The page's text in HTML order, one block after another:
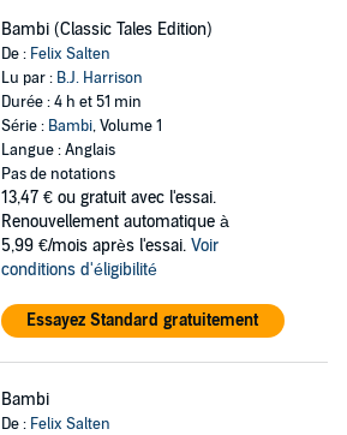
Bambi (Classic Tales Edition)
De : Felix Salten
Lu par : B.J. Harrison
Durée : 4 h et 51 min
Série : Bambi, Volume 1
Langue : Anglais
Pas de notations
13,47 € ou gratuit avec l'essai.
Renouvellement automatique à
5,99 €/mois après l'essai. Voir
conditions d'éligibilité
Essayez Standard gratuitement
Bambi
De : Felix Salten